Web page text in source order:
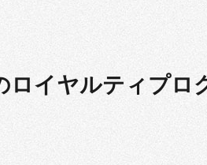
ロイヤルティプロ